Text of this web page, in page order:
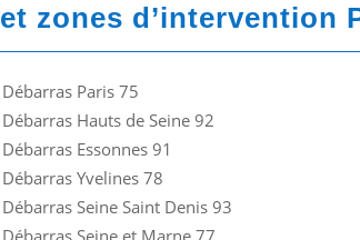
zones d’intervention
Paris 75
Hauts de Seine 92
Essonnes 91
Yvelines 78
Seine Saint Denis 93